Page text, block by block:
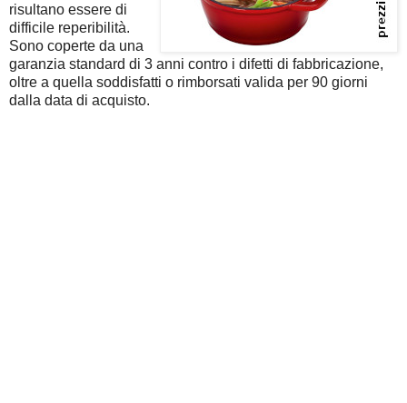
risultano essere di
difficile reperibilità.
Sono coperte da una
garanzia standard di 3 anni contro i difetti di fabbricazione,
oltre a quella soddisfatti o rimborsati valida per 90 giorni
dalla data di acquisto.